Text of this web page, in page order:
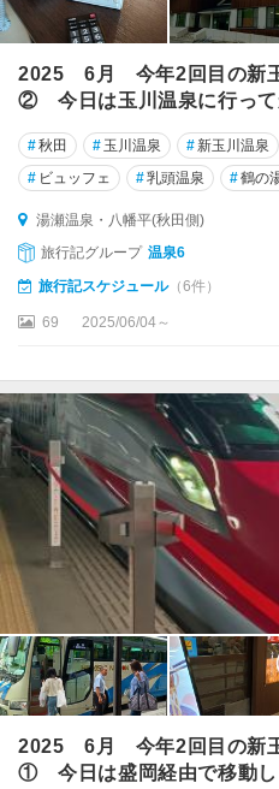
2025 6月 今年2回目の新
② 今日は玉川温泉に行って
#秋田 # 玉川温泉 #新玉川温泉
# ビュッフェ #乳頭温泉 #鶴の
湯瀬温泉・八幡平(秋田側)
旅行記グループ 温泉6
旅行記スケジュール（6件）
69 2025/06/04～
2025 6月 今年2回目の新
① 今日は盛岡経由で移動し